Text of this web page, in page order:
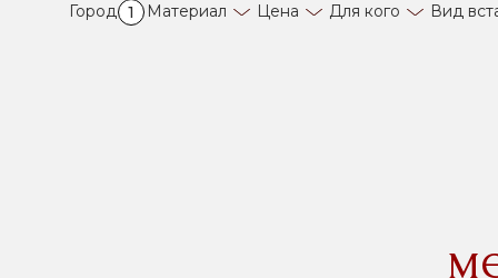
Город 1 Материал Цена Для кого Вид